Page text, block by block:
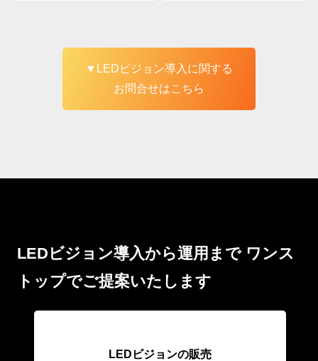
▼LEDビジョン導入に関する
お問合せはこちら
LEDビジョン導入から運用までワンス
トップでご提案いたします
LEDビジョンの販売